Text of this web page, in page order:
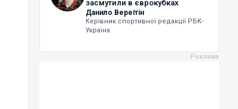
засмутили в єврокубках
Данило Вереітін
Керівник спортивної редакції РБК-
Україна